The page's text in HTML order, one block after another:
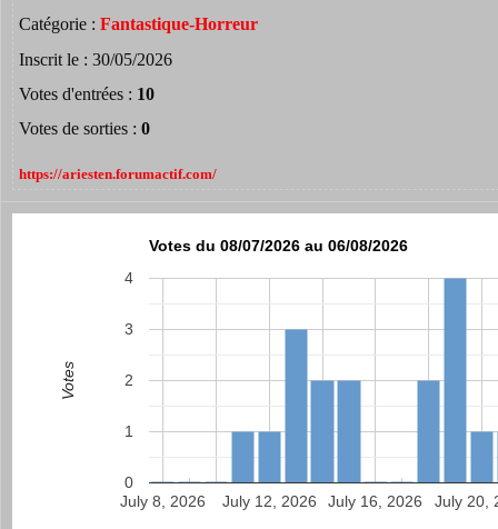
Catégorie : Fantastique-Horreur
Inscrit le : 30/05/2026
Votes d'entrées : 10
Votes de sorties : 0
https://ariesten.forumactif.com/
Votes du 08/07/2026 au 06/08/2026
July 8, 2026 July 12, 2026 July 16, 2026 July 20,
0
1
2
3
4
Votes